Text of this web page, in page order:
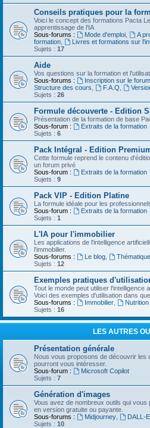
Conseils pratiques pour la
Voici le concept des formations Pacta
apprentissage de l'IA
Sous-forums :
Mode d'emploi, A
formation
Livres et formations sur
Sujets : 17
Aide
Vos questions sur la formation et
Sous-forums :
Inscription sur le forum
Structure des cours
F.A.Q
Sujets : 26
Formule découverte - Edition
Présentation de la formation de base
Sous-forum :
Extraits de la formation
Sujets : 6
Pack Intégral - Edition
Cette formule reprend le contenu
un forum privé
Sous-forum :
Extraits de la formation
Sujets : 9
Pack VIP - Edition Platine
La formule idéale pour les
Sous-forum :
Extraits de la formation
Sujets : 1
L'IA pour l'immobilier
Les applications de l'intelligence
l'immobilier.
Sous-forums :
Le blog,
Sujets : 12
Exemples pratiques
Tout le monde peut utiliser l'intelligence
Voici des exemples d'utilisation dans
Sous-forums :
Immobilier,
Sujets : 16
LES AUTRES
Présentation générale
Nous vous proposons de découvrir les
pourront vous intéresser.
Sous-forum :
Microsoft Copilot
Sujets : 7
Génération d'images
Vous avez de nombreux outils qui vous
en version gratuite ou payante.
Sous-forums :
Midjourney,
DALL-E
Sujets : 10